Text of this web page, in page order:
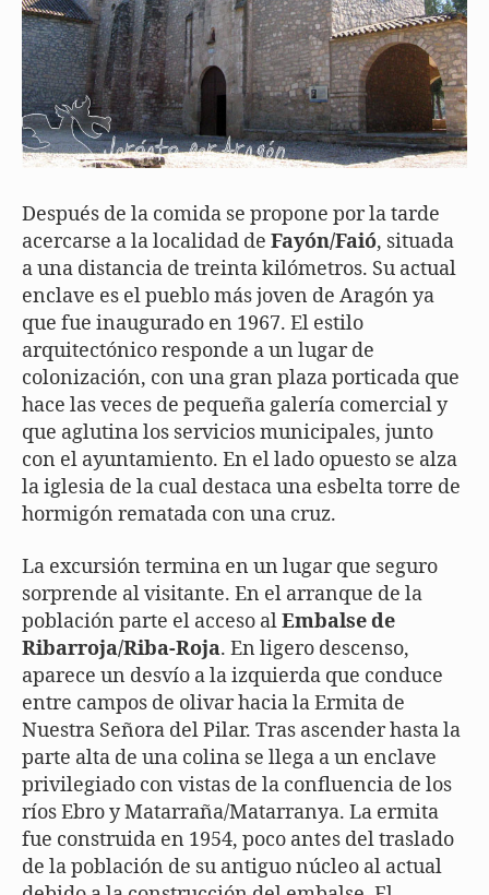
Después de la comida se propone por la tarde
acercarse a la localidad de Fayón/Faió, situada
a una distancia de treinta kilómetros. Su actual
enclave es el pueblo más joven de Aragón ya
que fue inaugurado en 1967. El estilo
arquitectónico responde a un lugar de
colonización, con una gran plaza porticada que
hace las veces de pequeña galería comercial y
que aglutina los servicios municipales, junto
con el ayuntamiento. En el lado opuesto se alza
la iglesia de la cual destaca una esbelta torre de
hormigón rematada con una cruz.
La excursión termina en un lugar que seguro
sorprende al visitante. En el arranque de la
población parte el acceso alEmbalse de
Ribarroja/Riba-Roja. En ligero descenso,
aparece un desvío a la izquierda que conduce
entre campos de olivar hacia la Ermita de
Nuestra Señora del Pilar. Tras ascender hasta la
parte alta de una colina se llega a un enclave
privilegiado con vistas de la confluencia de los
ríos Ebro y Matarraña/Matarranya. La ermita
fue construida en 1954, poco antes del traslado
de la población de su antiguo núcleo al actual